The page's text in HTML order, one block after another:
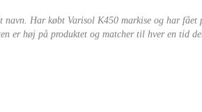
Har købt Varisol K450 markise og har
er høj på produktet og matcher til hver en tid